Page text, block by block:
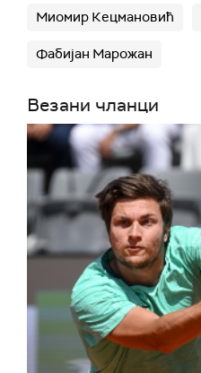
Миомир Кецмановић
Фабијан Марожан
Везани чланци